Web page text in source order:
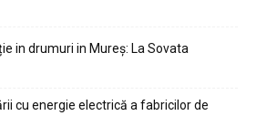
in drumuri in Mureș: La Sovata
cu energie electrică a fabricilor de